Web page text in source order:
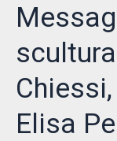
Elisa